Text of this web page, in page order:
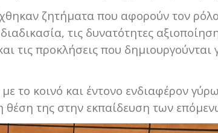
ζητήματα που αφορούν τον
τις δυνατότητες
τις προκλήσεις που δημιουργούνται
το κοινό και έντονο ενδιαφέρον
θέση της στην εκπαίδευση των